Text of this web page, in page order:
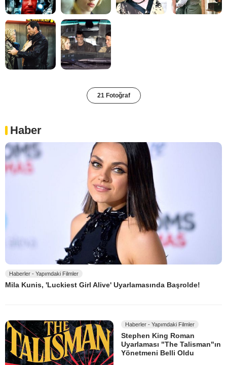
21 Fotoğraf
Haber
Haberler - Yapımdaki Filmler
Mila Kunis, 'Luckiest Girl Alive' Uyarlamasında Başrolde!
Haberler - Yapımdaki Filmler
Stephen King Roman
Uyarlaması "The Talisman"ın
Yönetmeni Belli Oldu